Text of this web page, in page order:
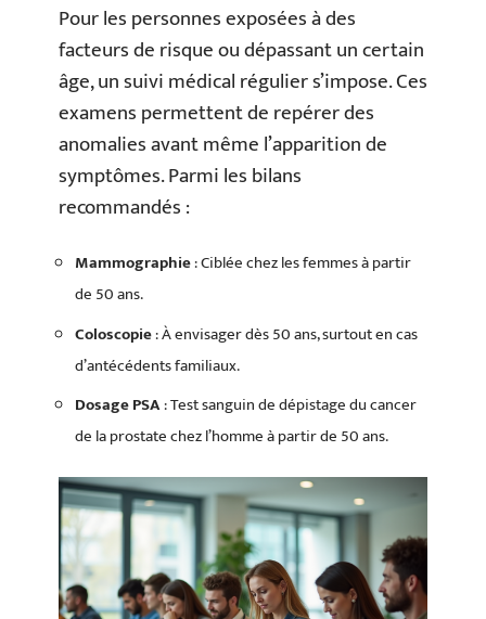
Pour les personnes exposées à des
facteurs de risque ou dépassant un certain
âge, un suivi médical régulier s’impose. Ces
examens permettent de repérer des
anomalies avant même l’apparition de
symptômes. Parmi les bilans
recommandés :
Mammographie: Ciblée chez les femmes à partir
de 50 ans.
Coloscopie: À envisager dès 50 ans, surtout en cas
d’antécédents familiaux.
Dosage PSA: Test sanguin de dépistage du cancer
de la prostate chez l’homme à partir de 50 ans.